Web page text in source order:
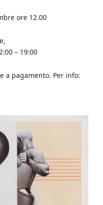
ore 12.00
– 19:00
a pagamento. Per info: